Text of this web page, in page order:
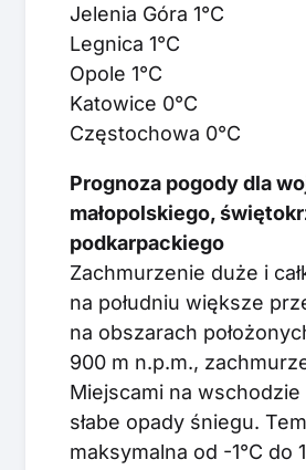
Jelenia Góra 1°C
Legnica 1°C
Opole 1°C
Katowice 0°C
Częstochowa 0°C
Prognoza pogody dla
małopolskiego,
podkarpackiego
Zachmurzenie duże i
na południu większe
na obszarach
900 m n.p.m.,
Miejscami na
słabe opady śniegu.
maksymalna od -1°C do